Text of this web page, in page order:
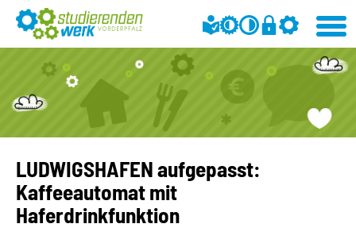
LUDWIGSHAFEN aufgepasst:
Kaffeeautomat mit
Haferdrinkfunktion